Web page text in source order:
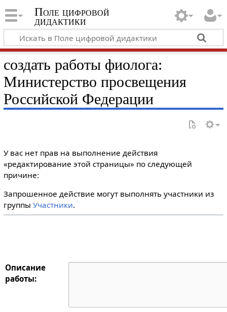
Поле цифровой
дидактики
создать работы фиолога:
Министерство просвещения
Российской Федерации
У вас нет прав на выполнение действия
«редактирование этой страницы» по следующей
причине:
Запрошенное действие могут выполнять участники из
группы Участники.
Описание
работы: